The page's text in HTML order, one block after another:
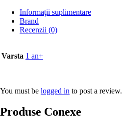
Informații suplimentare
Brand
Recenzii (0)
Varsta 1 an+
You must be logged in to post a review.
Produse Conexe